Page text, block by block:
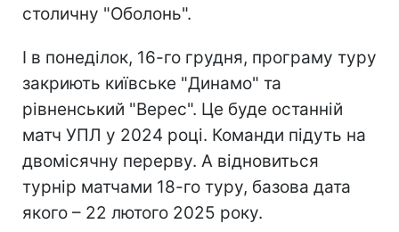
столичну "Оболонь".
І в понеділок, 16-го грудня, програму туру
закриють київське "Динамо" та
рівненський "Верес". Це буде останній
матч УПЛ у 2024 році. Команди підуть на
двомісячну перерву. А відновиться
турнір матчами 18-го туру, базова дата
якого – 22 лютого 2025 року.